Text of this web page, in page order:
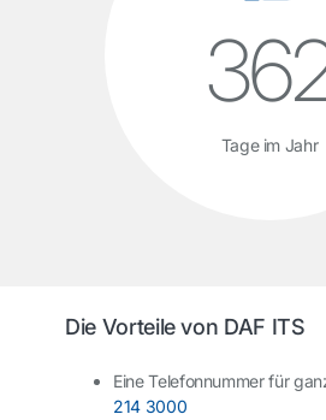
Tage im Jahr
Die Vorteile von DAF ITS
Eine Telefonnummer für
214 3000